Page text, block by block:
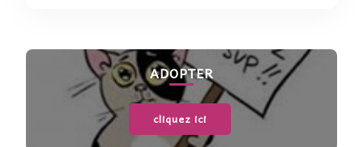
ADOPTER
cliquez ici